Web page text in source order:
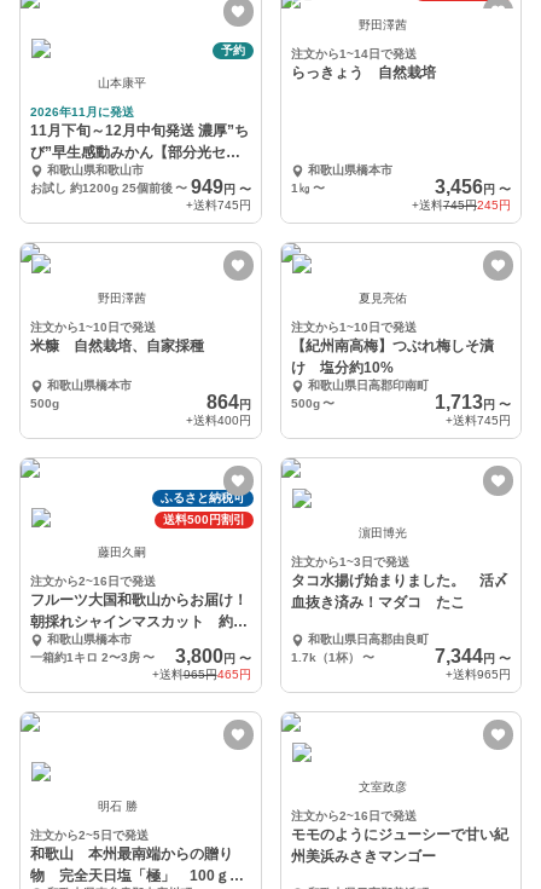
予約
山本康平
2026年11月に発送
11月下旬～12月中旬発送 濃厚”ち
び”早生感動みかん【部分光セン
サー糖度計測】
和歌山県和歌山市
お試し 約1200g 25個前後〜 949円 〜
+送料745円
野田澤茜
注文から1~14日で発送
らっきょう 自然栽培
和歌山県橋本市
1㎏ 〜 3,456円 〜
+送料745円245円
野田澤茜
注文から1~10日で発送
米糠 自然栽培、自家採種
和歌山県橋本市
500g
864円
+送料400円
夏見亮佑
注文から1~10日で発送
【紀州南高梅】つぶれ梅しそ漬
け 塩分約10%
和歌山県日高郡印南町
500g 〜 1,713円 〜
+送料745円
ふるさと納税可
送料500円割引
藤田久嗣
注文から2~16日で発送
フルーツ大国和歌山からお届け！
朝採れシャインマスカット 約1
キロ 2〜3房
和歌山県橋本市
一箱約1キロ 2〜3房〜 3,800円 〜
+送料965円465円
濵田博光
注文から1~3日で発送
タコ水揚げ始まりました。 活〆
血抜き済み！マダコ たこ
和歌山県日高郡由良町
1.7k（1杯）
〜 7,344円 〜
+送料965円
明石 勝
注文から2~5日で発送
和歌山 本州最南端からの贈り
物 完全天日塩「極」 100ｇ×2
文室政彦
注文から2~16日で発送
モモのようにジューシーで甘い紀
州美浜みさきマンゴー